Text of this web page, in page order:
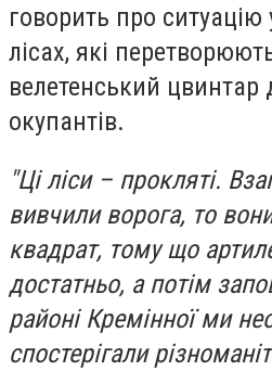
говорить про ситуацію
лісах, які
велетенський цвинтар
окупантів.
"Ці ліси – прокляті.
вивчили ворога, то
квадрат, тому що
достатньо, а потім
районі Кремінної ми
спостерігали